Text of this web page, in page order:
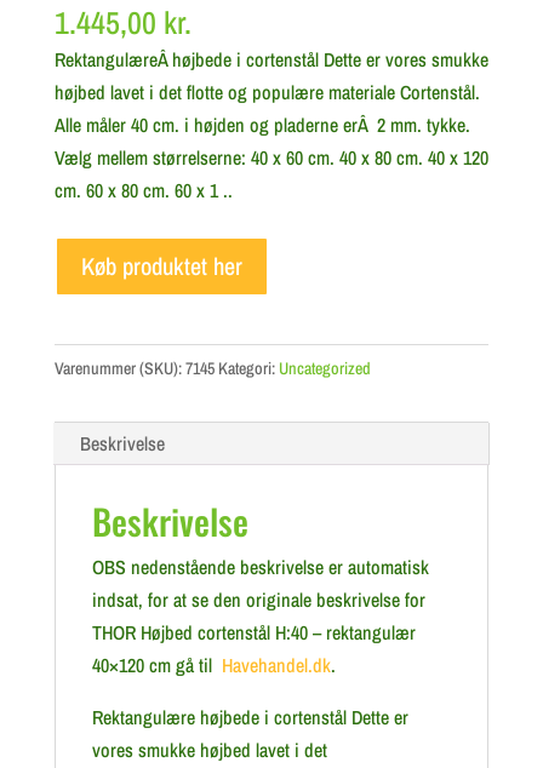
1.445,00 kr.
RektangulæreÂ højbede i cortenstål Dette er vores smukke
højbed lavet i det flotte og populære materiale Cortenstål.
Alle måler 40 cm. i højden og pladerne erÂ 2 mm. tykke.
Vælg mellem størrelserne: 40 x 60 cm. 40 x 80 cm. 40 x 120
cm. 60 x 80 cm. 60 x 1 ..
Køb produktet her
Varenummer (SKU):7145 Kategori: Uncategorized
Beskrivelse
Beskrivelse
OBS nedenstående beskrivelse er automatisk
indsat, for at se den originale beskrivelse for
THOR Højbed cortenstål H:40 – rektangulær
40×120 cm gå til Havehandel.dk.
Rektangulære højbede i cortenstål Dette er
vores smukke højbed lavet i det